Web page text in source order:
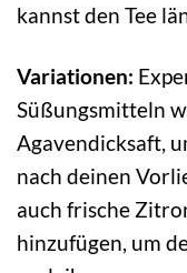
kannst den Tee
Variationen:
Süßungsmitteln
Agavendicksaft,
nach deinen
auch frische
hinzufügen, um